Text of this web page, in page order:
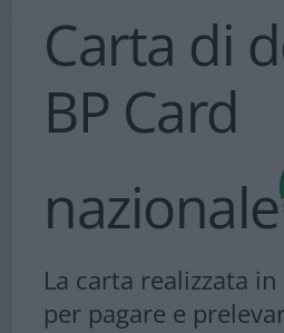
Carta di
BP Card
nazionale
La carta realizzata
per pagare e